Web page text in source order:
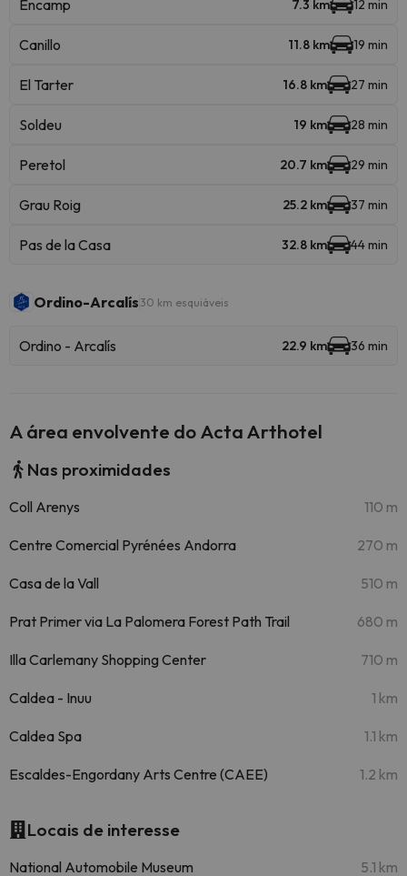
Encamp 7.3 km 12 min
Canillo 11.8 km 19 min
El Tarter 16.8 km 27 min
Soldeu 19 km 28 min
Peretol 20.7 km 29 min
Grau Roig 25.2 km 37 min
Pas de la Casa 32.8 km 44 min
Ordino-Arcalís 30 km esquiáveis
Ordino - Arcalís 22.9 km 36 min
A área envolvente do Acta Arthotel
Nas proximidades
Coll Arenys 110 m
Centre Comercial Pyrénées Andorra 270 m
Casa de la Vall 510 m
Prat Primer via La Palomera Forest Path Trail 680 m
Illa Carlemany Shopping Center 710 m
Caldea - Inuu 1 km
Caldea Spa 1.1 km
Escaldes-Engordany Arts Centre (CAEE) 1.2 km
Locais de interesse
National Automobile Museum 5.1 km